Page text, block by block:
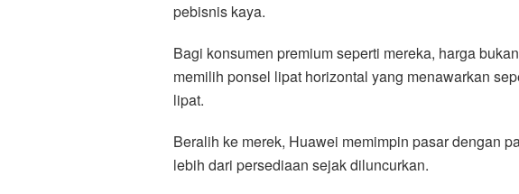
pebisnis kaya.
Bagi konsumen premium seperti mereka, harga
memilih ponsel lipat horizontal yang menawarkan
lipat.
Beralih ke merek, Huawei memimpin pasar dengan
lebih dari persediaan sejak diluncurkan.